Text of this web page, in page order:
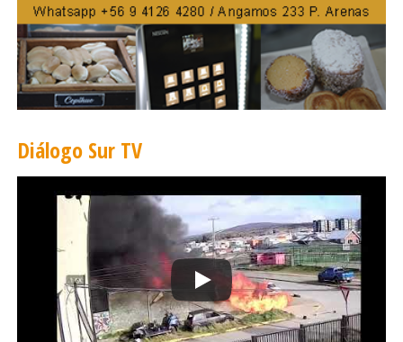
Diálogo Sur TV